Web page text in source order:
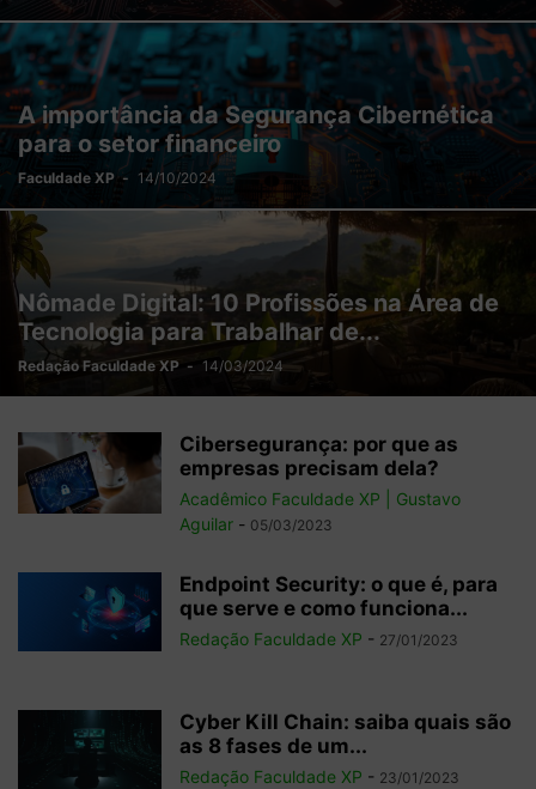
A importância da Segurança Cibernética
para o setor financeiro
Faculdade XP - 14/10/2024
Nômade Digital: 10 Profissões na Área de
Tecnologia para Trabalhar de...
Redação Faculdade XP - 14/03/2024
Cibersegurança: por que as
empresas precisam dela?
Acadêmico Faculdade XP | Gustavo
Aguilar - 05/03/2023
Endpoint Security: o que é, para
que serve e como funciona...
Redação Faculdade XP - 27/01/2023
Cyber Kill Chain: saiba quais são
as 8 fases de um...
Redação Faculdade XP - 23/01/2023